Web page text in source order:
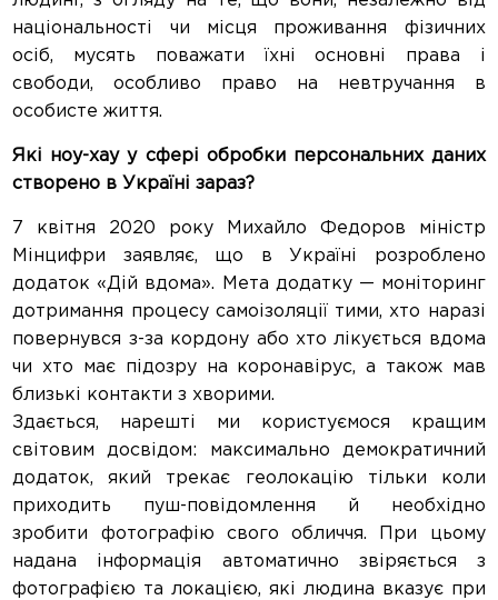
національності чи місця проживання фізичних
осіб, мусять поважати їхні основні права і
свободи, особливо право на невтручання в
особисте життя.
Які ноу-хау у сфері обробки персональних даних
створено в Україні зараз?
7 квітня 2020 року Михайло Федоров міністр
Мінцифри заявляє, що в Україні розроблено
додаток «Дій вдома». Мета додатку — моніторинг
дотримання процесу самоізоляції тими, хто наразі
повернувся з-за кордону або хто лікується вдома
чи хто має підозру на коронавірус, а також мав
близькі контакти з хворими.
Здається, нарешті ми користуємося кращим
світовим досвідом: максимально демократичний
додаток, який трекає геолокацію тільки коли
приходить пуш-повідомлення й необхідно
зробити фотографію свого обличчя. При цьому
надана інформація автоматично звіряється з
фотографією та локацією, які людина вказує при